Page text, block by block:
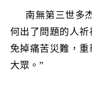
南無第三世多
何出了問題的人祈
免掉痛苦災難，
大眾。 ”